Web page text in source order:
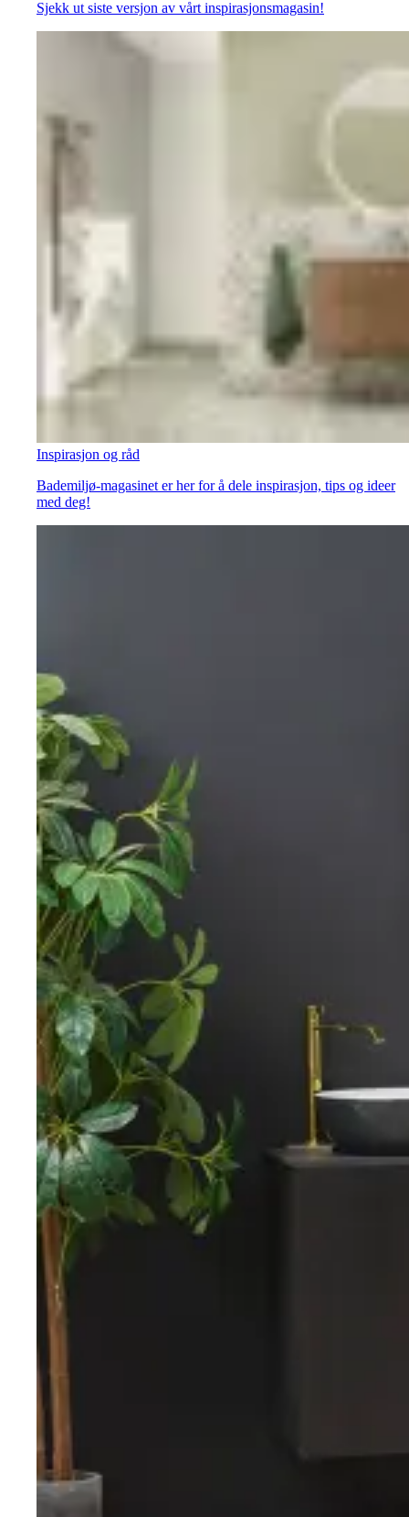
Sjekk ut siste versjon av vårt inspirasjonsmagasin!
Inspirasjon og råd
Bademiljø-magasinet er her for å dele inspirasjon, tips og ideer
med deg!